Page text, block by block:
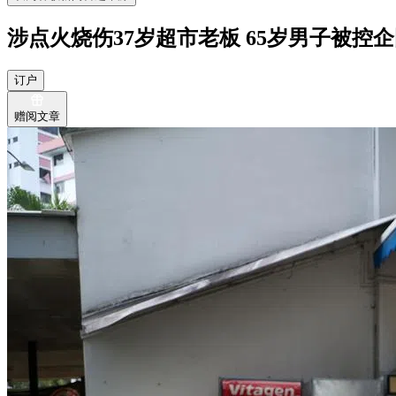
涉点火烧伤37岁超市老板 65岁男子被控
订户
赠阅文章